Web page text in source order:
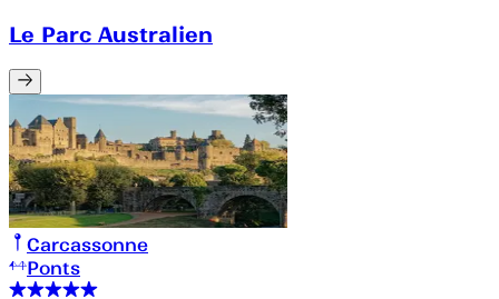
Le Parc Australien
Carcassonne
Ponts